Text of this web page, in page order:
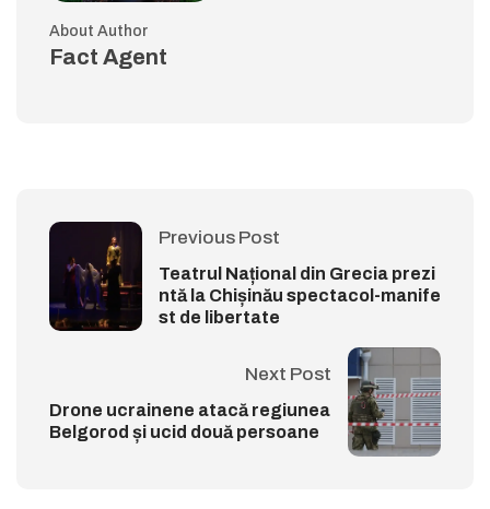
About Author
Fact Agent
Previous Post
Teatrul Național din Grecia prezi
ntă la Chișinău spectacol-manife
st de libertate
Next Post
Drone ucrainene atacă regiunea
Belgorod și ucid două persoane